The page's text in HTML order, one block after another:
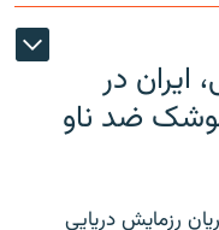
ایران در
ضد ناو
رزمایش دریایی